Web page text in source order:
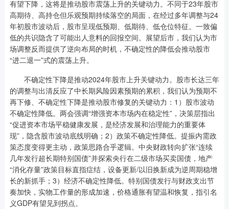
有望下降，这将是推动股市震荡上升的关键动力。不同于23年股市
高期待、高持仓但乐观预期持续落空的局面，在经过多年调整与24
年初股市波动后，股市呈现低预期、低期待、低仓位特征。一致偏
低的共识隐含了可能出人意料的回报空间。展望后市，我们认为市
场调整反而提供了逆向布局的时机，不确定性的降低会推动股市
“进二退一”式的震荡上升。
不确定性下降是推动2024年股市上升关键动力。股市长达三年
的调整与出清反应了中长期风险因素预期的累积，我们认为预期不
再下修、不确定性下降是推动股市修复的关键动力：1）股市波动
不确定性降低。两会强调“增强资本市场内在稳定性”，决策层指出
“促进资本市场平稳健康发展，是经济发展和治理能力的重要体
现”，隐含股市波动底线明确；2）政策不确定性降低。提振内需政
策态度变得更主动，政策思路合乎逻辑。中央财政转向扩张“连续
几年发行超长期特别国债”并探索央行在二级市场买卖国债，地产
“消化存量”政策目标直指症结，设备更新/以旧换新成为逆周期稳增
长的新抓手；3）经济不确定性降低。特别国债发行与财政支出节
奏加快，实物工作量的形成加速，价格通胀有望温和恢复，指引名
义GDP有望见到拐点。